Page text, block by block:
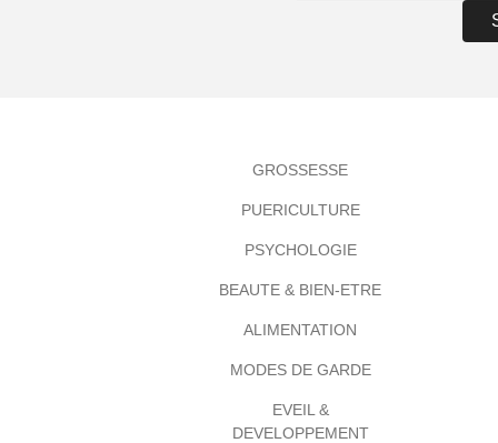
GROSSESSE
PUERICULTURE
PSYCHOLOGIE
BEAUTE & BIEN-ETRE
ALIMENTATION
MODES DE GARDE
EVEIL &
DEVELOPPEMENT